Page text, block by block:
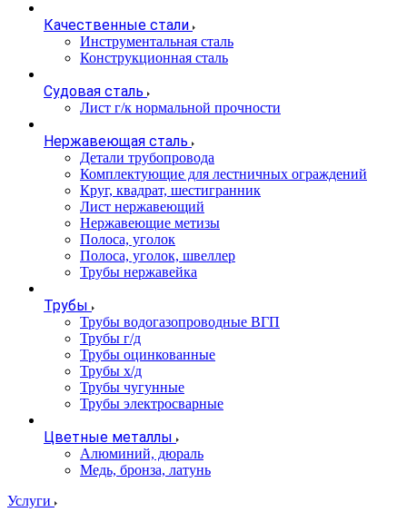
Качественные стали
Инструментальная сталь
Конструкционная сталь
Судовая сталь
Лист г/к нормальной прочности
Нержавеющая сталь
Детали трубопровода
Комплектующие для лестничных ограждений
Круг, квадрат, шестигранник
Лист нержавеющий
Нержавеющие метизы
Полоса, уголок
Полоса, уголок, швеллер
Трубы нержавейка
Трубы
Трубы водогазопроводные ВГП
Трубы г/д
Трубы оцинкованные
Трубы х/д
Трубы чугунные
Трубы электросварные
Цветные металлы
Алюминий, дюраль
Медь, бронза, латунь
Услуги